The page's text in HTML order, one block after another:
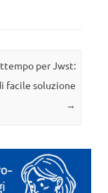
per Jwst:
facile soluzione
→